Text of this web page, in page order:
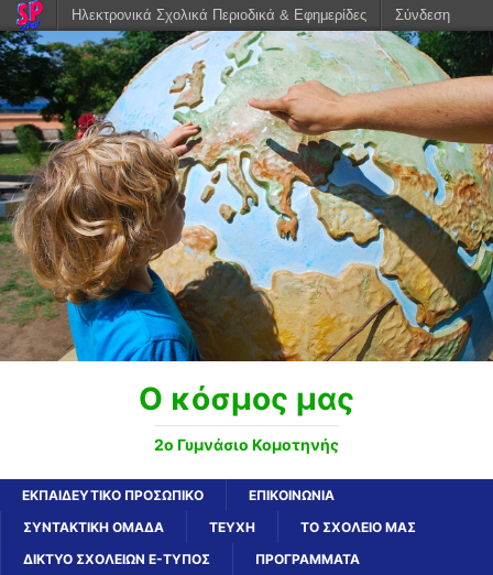
Ο κόσμος μας
2ο Γυμνάσιο Κομοτηνής
ΕΚΠΑΙΔΕΥΤΙΚΌ ΠΡΟΣΩΠΙΚΌ
ΕΠΙΚΟΙΝΩΝΙΑ
ΣΥΝΤΑΚΤΙΚΗ ΟΜΑΔΑ
ΤΕΥΧΗ
ΤΟ ΣΧΟΛΕΙΟ ΜΑΣ
ΔΙΚΤΥΟ ΣΧΟΛΕΙΩΝ E-ΤΎΠΟΣ
ΠΡΟΓΡΑΜΜΑΤΑ
Ηλεκτρονικά Σχολικά Περιοδικά & Εφημερίδες Σύνδεση